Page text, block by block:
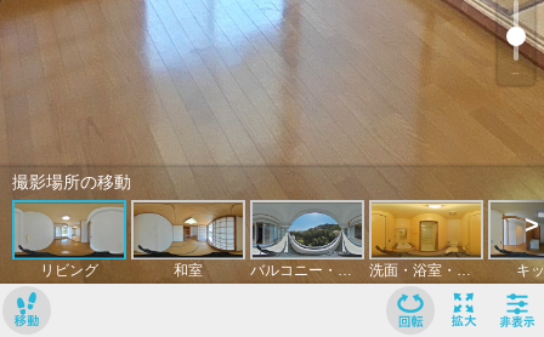
撮影場所の移動
リビング 和室 バルコニー・眺望 洗面・浴室・トイレ キ
>
﹣